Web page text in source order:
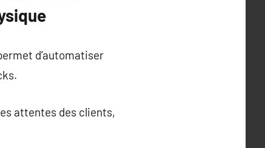
d’automatiser
attentes des clients,